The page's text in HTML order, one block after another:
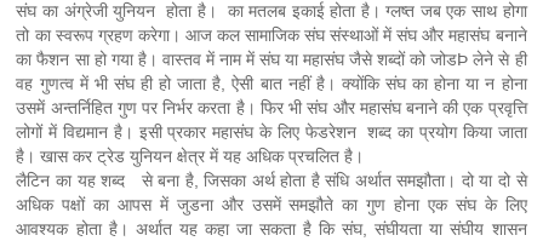
संघ का अंग्रेजी युनियन होता है। का मतलब इकाई होता है। ग्लष्त जब एक साथ होगा
तो का स्वरूप ग्रहण करेगा। आज कल सामाजिक संघ संस्थाओं में संघ और महासंघ बनाने
का फैशन सा हो गया है। वास्तव में नाम में संघ या महासंघ जैसे शब्दों को जोडÞ लेने से ही
वह गुणत्व में भी संघ ही हो जाता है, ऐसी बात नहीं है। क्योंकि संघ का होना या न होना
उसमें अन्तर्निहित गुण पर निर्भर करता है। फिर भी संघ और महासंघ बनाने की एक प्रवृत्ति
लोगों में विद्यमान है। इसी प्रकार महासंघ के लिए फेडरेशन शब्द का प्रयोग किया जाता
है। खास कर ट्रेड युनियन क्षेत्र में यह अधिक प्रचलित है।
लैटिन का यह शब्द से बना है, जिसका अर्थ होता है संधि अर्थात समझौता। दो या दो से
अधिक पक्षों का आपस में जुडना और उसमें समझौते का गुण होना एक संघ के लिए
आवश्यक होता है। अर्थात यह कहा जा सकता है कि संघ, संघीयता या संघीय शासन